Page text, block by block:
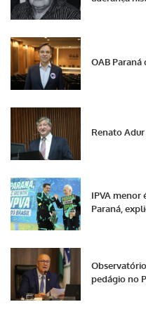
OAB Paraná
Renato
IPVA menor
Paraná,
pedágio no